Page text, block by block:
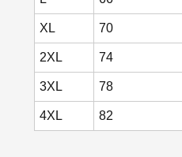
XL 70
2XL 74
3XL 78
4XL 82